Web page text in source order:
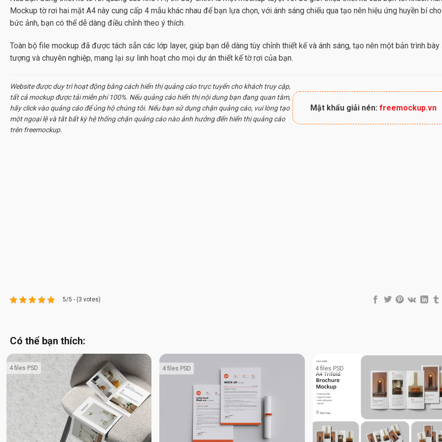
Mockup tờ rơi hai mặt A4 này cung cấp 4 mẫu khác nhau để bạn lựa chọn, với ánh sáng chiếu qua tạo nên hiệu ứng huyền bí cho
bức ảnh, bạn có thể dễ dàng điều chỉnh theo ý thích.
Toàn bộ file mockup đã được tách sẵn các lớp layer, giúp bạn dễ dàng tùy chỉnh thiết kế và ánh sáng, tạo nên một bản trình bày
tượng và chuyên nghiệp, mang lại sự linh hoạt cho mọi dự án thiết kế tờ rơi của bạn.
Website được duy trì hoạt động bằng cách hiển thị quảng cáo trực tuyến cho khách truy cập,
tất cả mockupđược tải miễn phí 100%. Nếu quảng cáo hiển thị nội dung bạn đang quan tâm,
hãy click vào quảng cáo để ủng hộ chúng tôi. Nếu bạn sử dụng chặn quảng cáo, vui lòng tạo
một ngoại lệ và tắt bất kỳ hệ thống chặn quảng cáo nào ảnh hưởng đến hiển thị quảng cáo
trên freemockup.
Mật khẩu giải nén: freemockup.vn
5/5 - (3 votes)
Có thể bạn thích:
4 files PSD 4 files PSD 4 files PSD